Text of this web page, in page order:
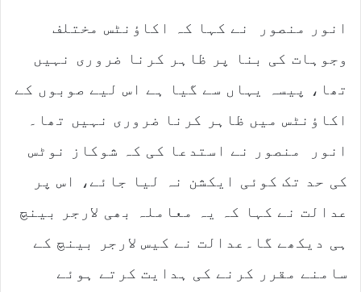
انور منصور نے کہا کہ اکاؤنٹس مختلف
وجوہات کی بنا پر ظاہر کرنا ضروری نہیں
تھا، پیسہ یہاں سے گیا ہے اس لیے صوبوں کے
اکاؤنٹس میں ظاہر کرنا ضروری نہیں تھا۔
انور منصور نے استدعا کی کہ شوکاز نوٹس
کی حد تک کوئی ایکشن نہ لیا جائے، اس پر
عدالت نے کہا کہ یہ معاملہ بھی لارجر بینچ
ہی دیکھے گا۔عدالت نے کیس لارجر بینچ کے
سامنے مقرر کرنے کی ہدایت کرتے ہوئے